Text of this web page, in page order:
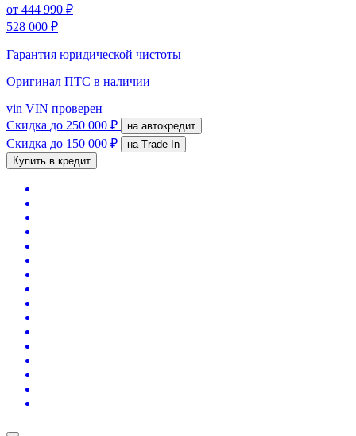
от 444 990 ₽
528 000 ₽
Гарантия юридической чистоты
Оригинал ПТС в наличии
vin VIN проверен
Скидка до 250 000 ₽ на автокредит
Скидка до 150 000 ₽
на Trade-In
Купить в кредит